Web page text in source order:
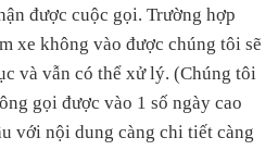
được cuộc gọi. Trường hợp
xe không vào được chúng tôi sẽ
và vẫn có thể xử lý. (Chúng tôi
gọi được vào 1 số ngày cao
với nội dung càng chi tiết càng